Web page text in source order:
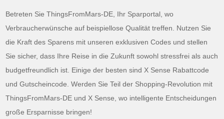
Betreten Sie ThingsFromMars-DE, Ihr Sparportal, wo
Verbraucherwünsche auf beispiellose Qualität treffen. Nutzen Sie
die Kraft des Sparens mit unseren exklusiven Codes und stellen
Sie sicher, dass Ihre Reise in die Zukunft sowohl stressfrei als auch
budgetfreundlich ist. Einige der besten sind X Sense Rabattcode
und Gutscheincode. Werden Sie Teil der Shopping-Revolution mit
ThingsFromMars-DE und X Sense, wo intelligente Entscheidungen
große Ersparnisse bringen!